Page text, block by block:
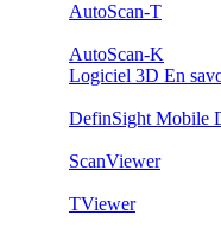
AutoScan-T
AutoScan-K
Logiciel 3D En
DefinSight Mobile
ScanViewer
TViewer